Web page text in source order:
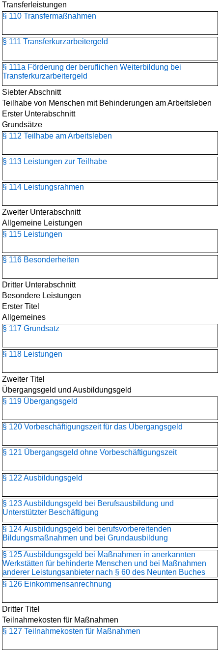
Transferleistungen
§ 110 Transfermaßnahmen
§ 111 Transferkurzarbeitergeld
§ 111a Förderung der beruflichen Weiterbildung bei
Transferkurzarbeitergeld
Siebter Abschnitt
Teilhabe von Menschen mit Behinderungen am Arbeitsleben
Erster Unterabschnitt
Grundsätze
§ 112 Teilhabe am Arbeitsleben
§ 113 Leistungen zur Teilhabe
§ 114 Leistungsrahmen
Zweiter Unterabschnitt
Allgemeine Leistungen
§ 115 Leistungen
§ 116 Besonderheiten
Dritter Unterabschnitt
Besondere Leistungen
Erster Titel
Allgemeines
§ 117 Grundsatz
§ 118 Leistungen
Zweiter Titel
Übergangsgeld und Ausbildungsgeld
§ 119 Übergangsgeld
§ 120 Vorbeschäftigungszeit für das Übergangsgeld
§ 121 Übergangsgeld ohne Vorbeschäftigungszeit
§ 122 Ausbildungsgeld
§ 123 Ausbildungsgeld bei Berufsausbildung und
Unterstützter Beschäftigung
§ 124 Ausbildungsgeld bei berufsvorbereitenden
Bildungsmaßnahmen und bei Grundausbildung
§ 125 Ausbildungsgeld bei Maßnahmen in anerkannten
Werkstätten für behinderte Menschen und bei Maßnahmen
anderer Leistungsanbieter nach § 60 des Neunten Buches
§ 126 Einkommensanrechnung
Dritter Titel
Teilnahmekosten für Maßnahmen
§ 127 Teilnahmekosten für Maßnahmen